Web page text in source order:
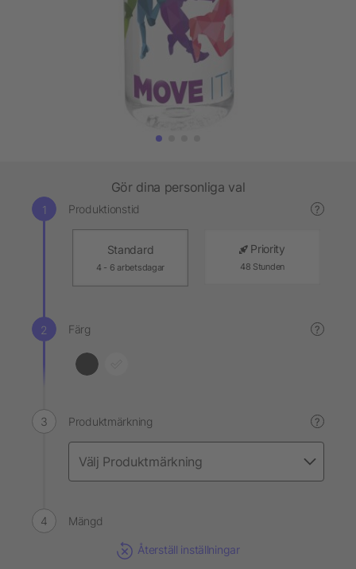
Gör dina personliga val
Produktionstid ?
Standard
4 - 6 arbetsdagar
Priority
48 Stunden
Färg ?
Produktmärkning ?
Mängd
Återställ inställningar